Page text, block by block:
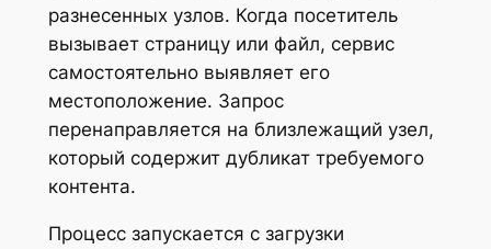
разнесенных узлов. Когда посетитель
вызывает страницу или файл, сервис
самостоятельно выявляет его
местоположение. Запрос
перенаправляется на близлежащий узел,
который содержит дубликат требуемого
контента.
Процесс запускается с загрузки